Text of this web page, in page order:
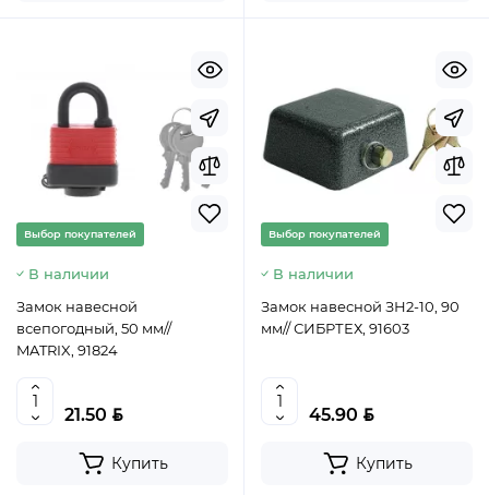
Выбор покупателей
В наличии
Замок навесной
всепогодный, 50 мм//
MATRIX, 91824
21.50 BYN
Купить
Выбор покупателей
В наличии
Замок навесной ЗН2-10, 90
мм// СИБРТЕХ, 91603
45.90 BYN
Купить